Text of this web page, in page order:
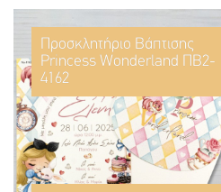
Προσκλητήριο Βάπτισης
Princess Wonderland ΠΒ2-
4162